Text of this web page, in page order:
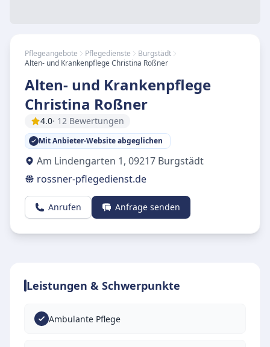
Pflegeangebote Pflegedienste
Burgstädt
Alten- und Krankenpflege Christina Roßner
Alten- und Krankenpflege
Christina Roßner
4.0· 12 Bewertungen
Mit Anbieter-Website abgeglichen
Am Lindengarten 1, 09217 Burgstädt
rossner-pflegedienst.de
Anrufen Anfrage senden
Leistungen & Schwerpunkte
Ambulante Pflege